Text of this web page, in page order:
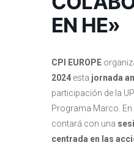
EN HE»
CPI EUROPE
2024 esta jornada
participación de la
Programa Marco.
contará con una
centrada en las